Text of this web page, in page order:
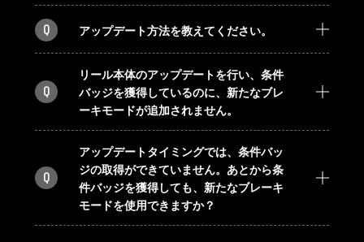
Q アップデート方法を教えてください。
Q
リール本体のアップデートを行い、条件
バッジを獲得しているのに、新たなブレ
ーキモードが追加されません。
Q
アップデートタイミングでは、条件バッ
ジの取得ができていません。あとから条
件バッジを獲得しても、新たなブレーキ
モードを使用できますか？